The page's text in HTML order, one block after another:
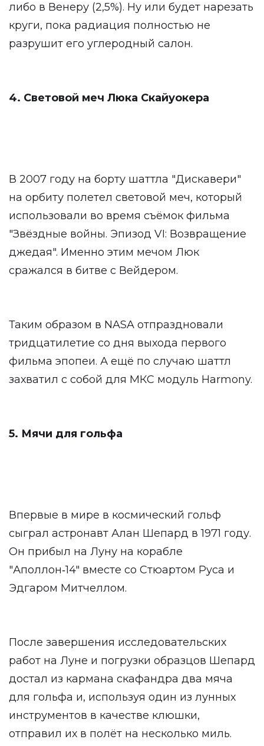
либо в Венеру (2,5%). Ну или будет нарезать
круги, пока радиация полностью не
разрушит его углеродный салон.
4. Световой меч Люка Скайуокера
В 2007 году на борту шаттла "Дискавери"
на орбиту полетел световой меч, который
использовали во время съёмок фильма
"Звёздные войны. Эпизод VI: Возвращение
джедая". Именно этим мечом Люк
сражался в битве с Вейдером.
Таким образом в NASA отпраздновали
тридцатилетие со дня выхода первого
фильма эпопеи. А ещё по случаю шаттл
захватил с собой для МКС модуль Harmony.
5. Мячи для гольфа
Впервые в мире в космический гольф
сыграл астронавт Алан Шепард в 1971 году.
Он прибыл на Луну на корабле
"Аполлон‑14" вместе со Стюартом Руса и
Эдгаром Митчеллом.
После завершения исследовательских
работ на Луне и погрузки образцов Шепард
достал из кармана скафандра два мяча
для гольфа и, используя один из лунных
инструментов в качестве клюшки,
отправил их в полёт на несколько миль.